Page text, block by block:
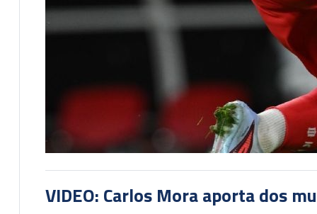
VIDEO: Carlos Mora aporta dos